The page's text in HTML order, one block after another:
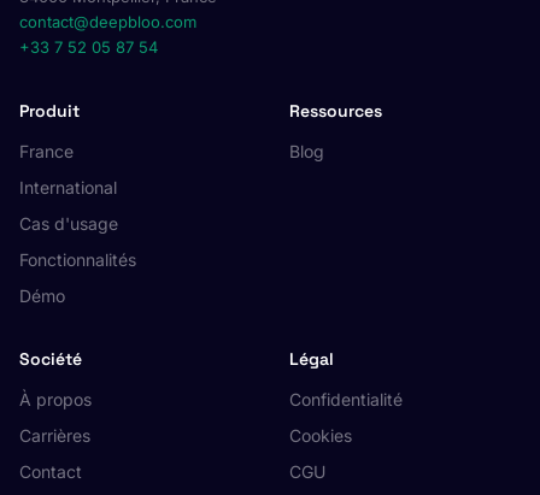
contact@deepbloo.com
+33 7 52 05 87 54
Produit
France
International
Cas d'usage
Fonctionnalités
Démo
Ressources
Blog
Société
À propos
Carrières
Contact
Légal
Confidentialité
Cookies
CGU